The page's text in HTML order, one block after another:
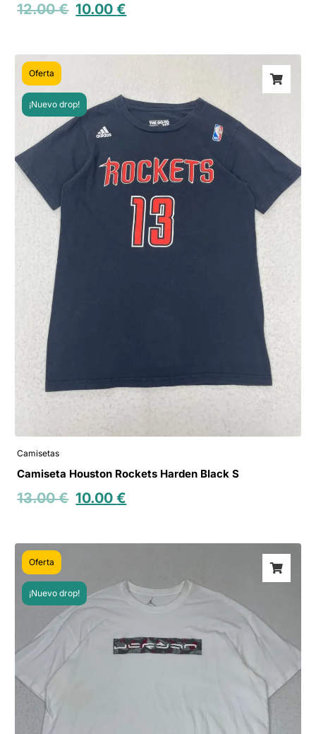
12.00€ 10.00€
Oferta
¡Nuevo drop!
Camisetas
Camiseta Houston Rockets Harden Black S
13.00€ 10.00€
Oferta
¡Nuevo drop!